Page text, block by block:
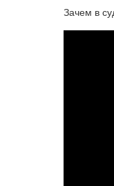
Зачем в